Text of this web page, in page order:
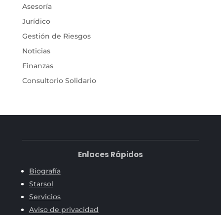
Asesoría
Jurídico
Gestión de Riesgos
Noticias
Finanzas
Consultorio Solidario
Enlaces Rápidos
Biografía
Starsol
Servicios
Aviso de privacidad